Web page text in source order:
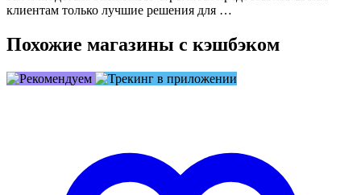
клиентам только лучшие решения для …
Похожие магазины с кэшбэком